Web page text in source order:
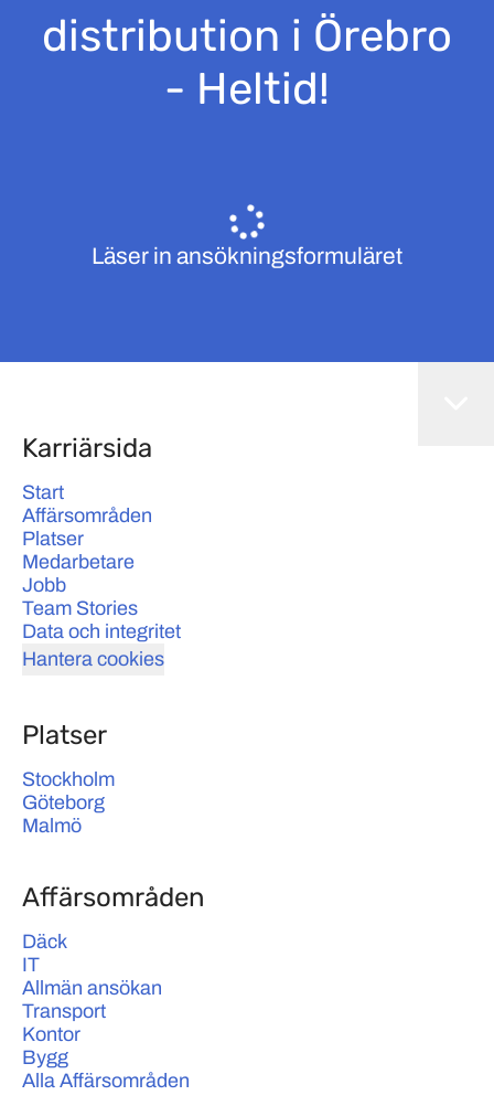
distribution i Örebro
- Heltid!
Läser in ansökningsformuläret
Karriärsida
Start
Affärsområden
Platser
Medarbetare
Jobb
Team Stories
Data och integritet
Hantera cookies
Platser
Stockholm
Göteborg
Malmö
Affärsområden
Däck
IT
Allmän ansökan
Transport
Kontor
Bygg
Alla Affärsområden